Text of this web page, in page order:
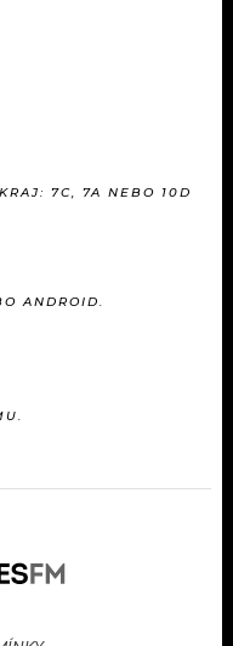
7C, 7A NEBO 10D
ANDROID.